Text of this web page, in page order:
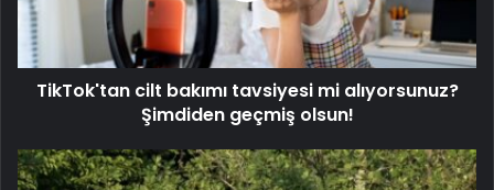
TikTok'tan cilt bakımı tavsiyesi mi alıyorsunuz?
Şimdiden geçmiş olsun!